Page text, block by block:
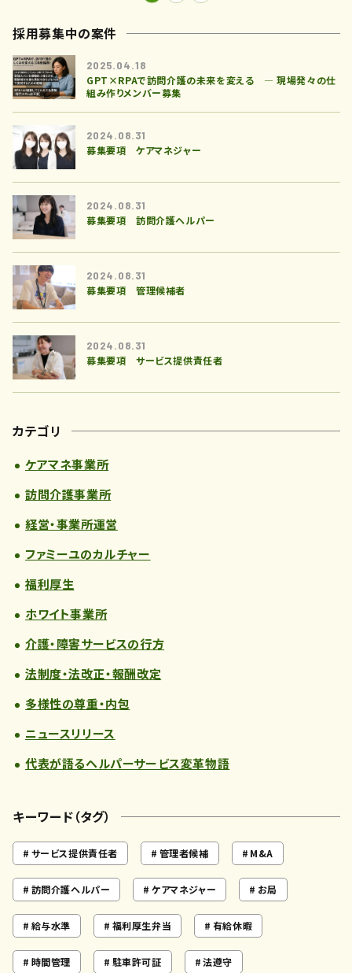
採用募集中の案件
2025.04.18
GPT×RPAで訪問介護の未来を変える ― 現場発々の仕
組み作りメンバー募集
2024.08.31
募集要項 ケアマネジャー
2024.08.31
募集要項 訪問介護ヘルパー
2024.08.31
募集要項 管理候補者
2024.08.31
募集要項 サービス提供責任者
カテゴリ
ケアマネ事業所
訪問介護事業所
経営・事業所運営
ファミーユのカルチャー
福利厚生
ホワイト事業所
介護・障害サービスの行方
法制度・法改正・報酬改定
多様性の尊重・内包
ニュースリリース
代表が語るヘルパーサービス変革物語
キーワード（タグ）
サービス提供責任者 管理者候補 M&A
訪問介護ヘルパー ケアマネジャー お局
給与水準 福利厚生弁当 有給休暇
時間管理 駐車許可証 法遵守